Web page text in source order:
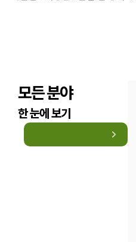
모든 분야
한 눈에 보기